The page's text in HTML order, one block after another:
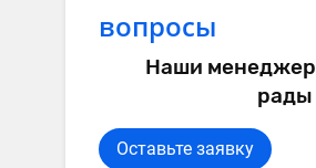
вопросы
Наши
рады
Оставьте заявку